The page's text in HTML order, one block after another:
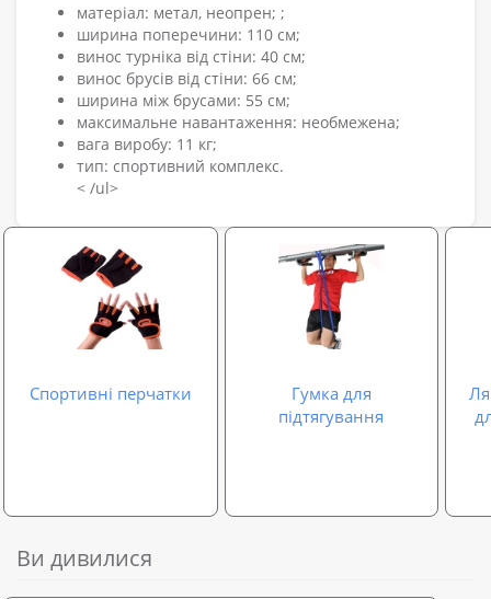
матеріал: метал, неопрен; ;
ширина поперечини: 110 см;
винос турніка від стіни: 40 см;
винос брусів від стіни: 66 см;
ширина між брусами: 55 см;
максимальне навантаження: необмежена;
вага виробу: 11 кг;
тип: спортивний комплекс.
< /ul>
Спортивні перчатки
Гумка для
підтягування
Ви дивилися